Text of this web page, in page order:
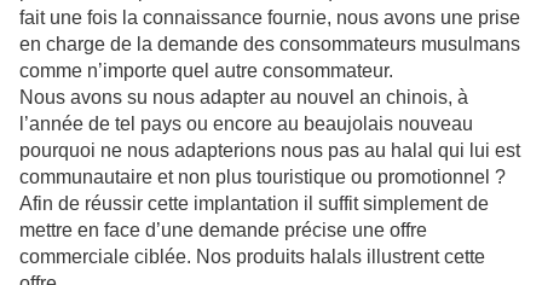
fait une fois la connaissance fournie, nous avons une prise
en charge de la demande des consommateurs musulmans
comme n’importe quel autre consommateur.
Nous avons su nous adapter au nouvel an chinois, à
l’année de tel pays ou encore au beaujolais nouveau
pourquoi ne nous adapterions nous pas au halal qui lui est
communautaire et non plus touristique ou promotionnel ?
Afin de réussir cette implantation il suffit simplement de
mettre en face d’une demande précise une offre
commerciale ciblée. Nos produits halals illustrent cette